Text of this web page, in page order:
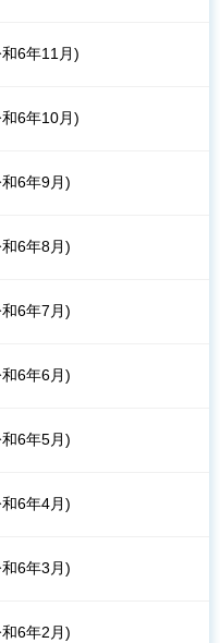
6年11月)
6年10月)
6年9月)
6年8月)
6年7月)
6年6月)
6年5月)
6年4月)
6年3月)
6年2月)